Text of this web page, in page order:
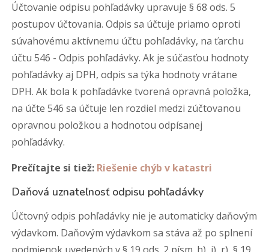
Účtovanie odpisu pohľadávky upravuje § 68 ods. 5
postupov účtovania. Odpis sa účtuje priamo oproti
súvahovému aktívnemu účtu pohľadávky, na ťarchu
účtu 546 - Odpis pohľadávky. Ak je súčasťou hodnoty
pohľadávky aj DPH, odpis sa týka hodnoty vrátane
DPH. Ak bola k pohľadávke tvorená opravná položka,
na účte 546 sa účtuje len rozdiel medzi zúčtovanou
opravnou položkou a hodnotou odpísanej
pohľadávky.
Prečítajte si tiež: Riešenie chýb v katastri
Daňová uznateľnosť odpisu pohľadávky
Účtovný odpis pohľadávky nie je automaticky daňovým
výdavkom. Daňovým výdavkom sa stáva až po splnení